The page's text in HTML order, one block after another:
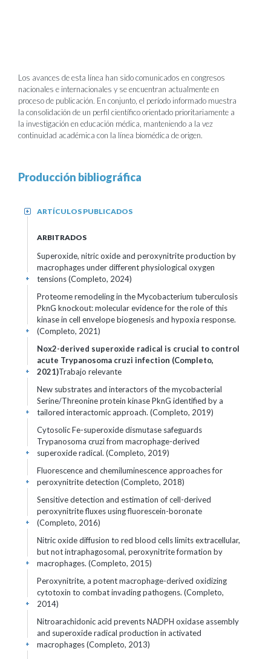
Los avances de esta línea han sido comunicados en congresos
nacionales e internacionales y se encuentran actualmente en
proceso de publicación. En conjunto, el período informado muestra
la consolidación de un perfil científico orientado prioritariamente a
la investigación en educación médica, manteniendo a la vez
continuidad académica con la línea biomédica de origen.
Producción bibliográfica
ARTÍCULOS PUBLICADOS
+
ARBITRADOS
Superoxide, nitric oxide and peroxynitrite production by
macrophages under different physiological oxygen
tensions (Completo, 2024)
+
Proteome remodeling in the Mycobacterium tuberculosis
PknG knockout: molecular evidence for the role of this
kinase in cell envelope biogenesis and hypoxia response.
(Completo, 2021)
+
Nox2-derived superoxide radical is crucial to control
acute Trypanosoma cruzi infection (Completo,
2021)Trabajo relevante
+
New substrates and interactors of the mycobacterial
Serine/Threonine protein kinase PknG identified by a
tailored interactomic approach. (Completo, 2019)
+
Cytosolic Fe-superoxide dismutase safeguards
Trypanosoma cruzi from macrophage-derived
superoxide radical. (Completo, 2019)
+
Fluorescence and chemiluminescence approaches for
peroxynitrite detection (Completo, 2018)
+
Sensitive detection and estimation of cell-derived
peroxynitrite fluxes using fluorescein-boronate
(Completo, 2016)
+
Nitric oxide diffusion to red blood cells limits extracellular,
but not intraphagosomal, peroxynitrite formation by
macrophages. (Completo, 2015)
+
Peroxynitrite, a potent macrophage-derived oxidizing
cytotoxin to combat invading pathogens. (Completo,
2014)
+
Nitroarachidonic acid prevents NADPH oxidase assembly
and superoxide radical production in activated
macrophages (Completo, 2013)
+